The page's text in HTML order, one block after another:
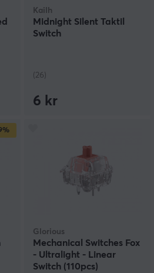
Kailh
Midnight Silent Taktil
Switch
(26)
6 kr
Glorious
Mechanical Switches Fox
- Ultralight - Linear
Switch (110pcs)